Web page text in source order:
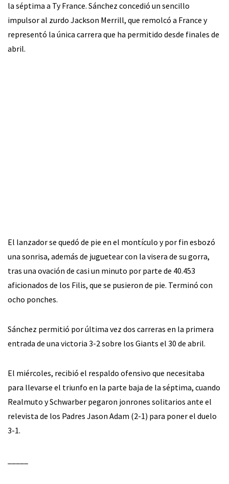
la séptima a Ty France. Sánchez concedió un sencillo
impulsor al zurdo Jackson Merrill, que remolcó a France y
representó la única carrera que ha permitido desde finales de
abril.
El lanzador se quedó de pie en el montículo y por fin esbozó
una sonrisa, además de juguetear con la visera de su gorra,
tras una ovación de casi un minuto por parte de 40.453
aficionados de los Filis, que se pusieron de pie. Terminó con
ocho ponches.
Sánchez permitió por última vez dos carreras en la primera
entrada de una victoria 3-2 sobre los Giants el 30 de abril.
El miércoles, recibió el respaldo ofensivo que necesitaba
para llevarse el triunfo en la parte baja de la séptima, cuando
Realmuto y Schwarber pegaron jonrones solitarios ante el
relevista de los Padres Jason Adam (2-1) para poner el duelo
3-1.